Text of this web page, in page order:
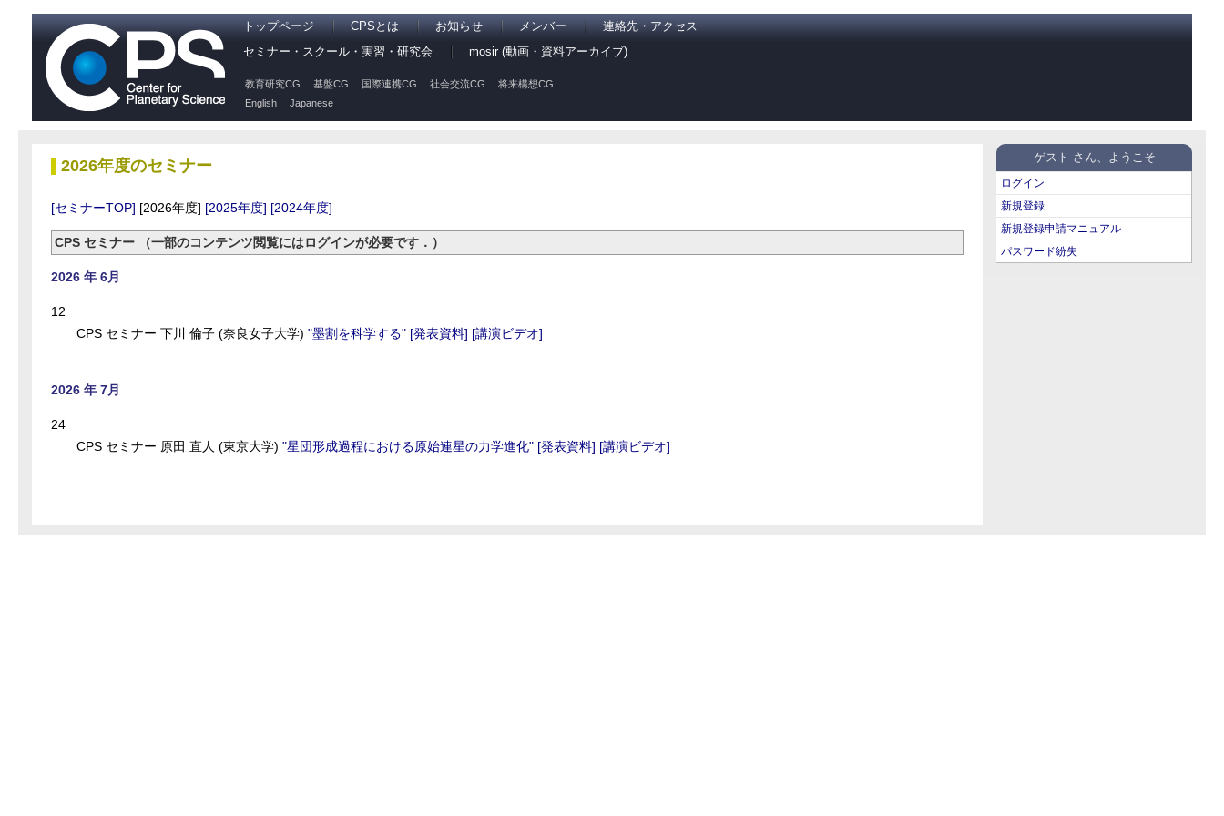
トップページ CPSとは お知らせ メンバー
連絡先・アクセス
セミナー・スクール・実習・研究会
mosir (動画・資料アーカイブ)
教育研究CG 基盤CG 国際連携CG 社会交流CG
将来構想CG
English
Japanese
ゲスト さん、ようこそ
ログイン
新規登録
新規登録申請マニュアル
パスワード紛失
2026年度のセミナー
[セミナーTOP] [2026年度] [2025年度] [2024年度]
CPS セミナー （一部のコンテンツ閲覧にはログインが必要です．）
2026 年 6月
12
CPS セミナー 下川 倫子 (奈良女子大学) "墨割を科学する" [発表資料] [講演ビデオ]
2026 年 7月
24
CPS セミナー 原田 直人 (東京大学) "星団形成過程における原始連星の力学進化" [発表資料] [講演ビデオ]